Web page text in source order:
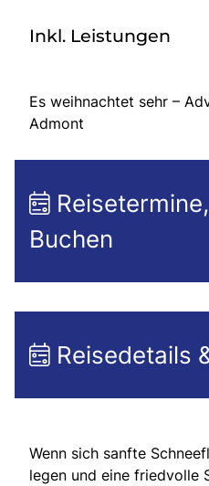
Inkl. Leistungen
Es weihnachtet sehr –
Admont
Buchen
Reisedetails
Wenn sich sanfte
legen und eine friedvolle